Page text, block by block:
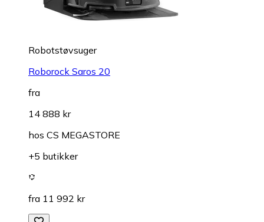
Robotstøvsuger
Roborock Saros 20
fra
14 888 kr
hos CS MEGASTORE
+5 butikker
fra 11 992 kr